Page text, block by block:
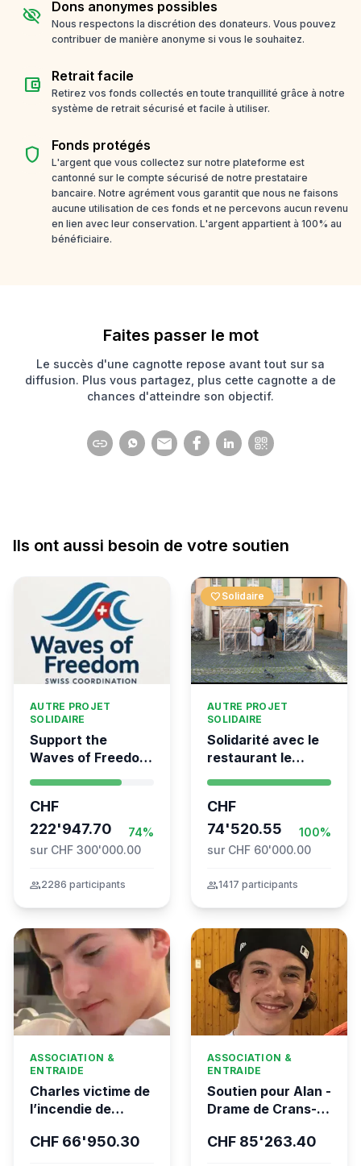
visibility_off Dons anonymes possibles
Nous respectons la discrétion des donateurs. Vous pouvez
contribuer de manière anonyme si vous le souhaitez.
account_balance_wallet Retrait facile
Retirez vos fonds collectés en toute tranquillité grâce à notre
système de retrait sécurisé et facile à utiliser.
shield Fonds protégés
L'argent que vous collectez sur notre plateforme est
cantonné sur le compte sécurisé de notre prestataire
bancaire. Notre agrément vous garantit que nous ne faisons
aucune utilisation de ces fonds et ne percevons aucun revenu
en lien avec leur conservation. L'argent appartient à 100% au
bénéficiaire.
Faites passer le mot
Le succès d'une cagnotte repose avant tout sur sa
diffusion. Plus vous partagez, plus cette cagnotte a de
chances d'atteindre son objectif.
Ils ont aussi besoin de votre soutien
AUTRE PROJET
SOLIDAIRE
Support the
Waves of Freedom
the Global
Movement to Gaza
CHF
222'947.70
74%
sur CHF 300'000.00
group2286 participants
favorite Solidaire
AUTRE PROJET
SOLIDAIRE
Solidarité avec le
restaurant le
CHF
74'520.55
100%
sur CHF 60'000.00
group1417 participants
ASSOCIATION &
ENTRAIDE
Charles victime de
l’incendie de
CHF 66'950.30
ASSOCIATION &
ENTRAIDE
Soutien pour Alan -
Drame de Crans-
CHF 85'263.40